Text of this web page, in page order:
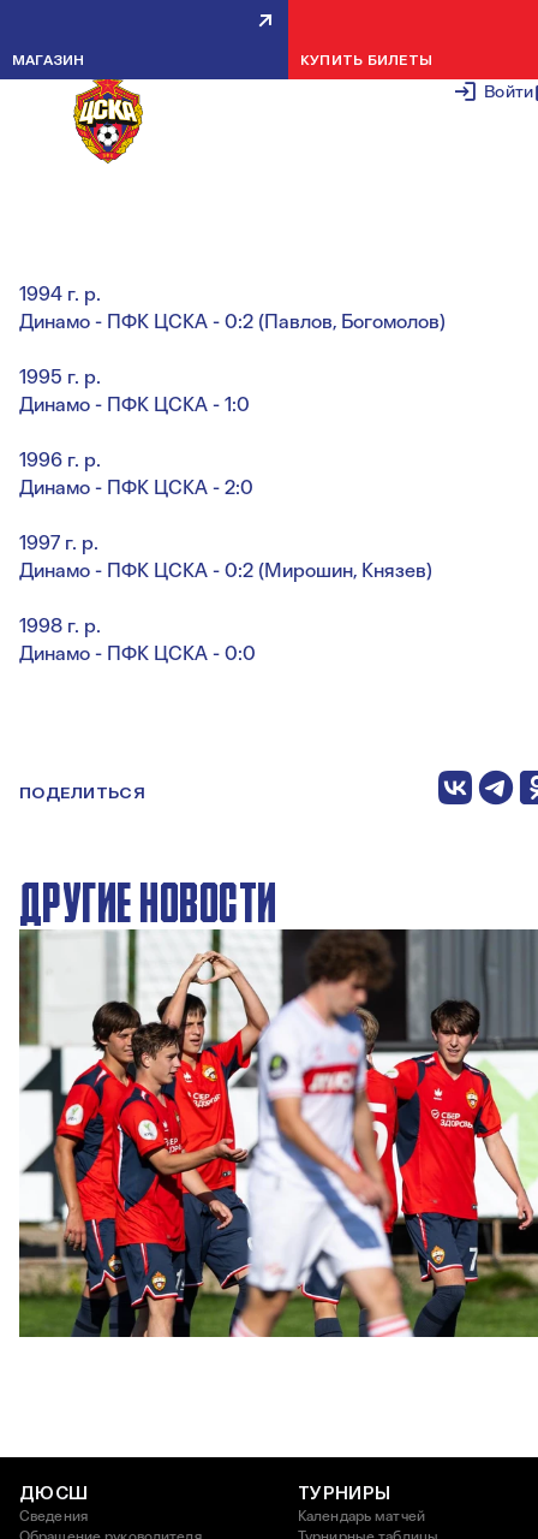
Войти
МАГАЗИН КУПИТЬ БИЛЕТЫ
НОВОСТИ ДЮСШ: ЛЕТНЕЕ
ПЕРВЕНСТВО МОСКВЫ. 6-Й ТУР
1994 г. р.
Динамо - ПФК ЦСКА - 0:2 (Павлов, Богомолов)
1995 г. р.
Динамо - ПФК ЦСКА - 1:0
1996 г. р.
Динамо - ПФК ЦСКА - 2:0
1997 г. р.
Динамо - ПФК ЦСКА - 0:2 (Мирошин, Князев)
1998 г. р.
Динамо - ПФК ЦСКА - 0:0
ПОДЕЛИТЬСЯ
ДРУГИЕ НОВОСТИ
ЮФЛ: Московское дерби на «Октябре»
3 АВГУСТА 2026 14:15
ДЮСШ
Сведения
ТУРНИРЫ
Календарь матчей